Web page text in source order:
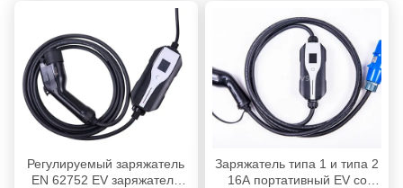
Регулируемый заряжатель
EN 62752 EV заряжателя
Заряжатель типа 1 и типа 2
16A портативный EV со